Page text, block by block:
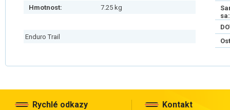
Hmotnost:
7.25 kg
Enduro Trail
sa:
Rychlé odkazy Kontakt